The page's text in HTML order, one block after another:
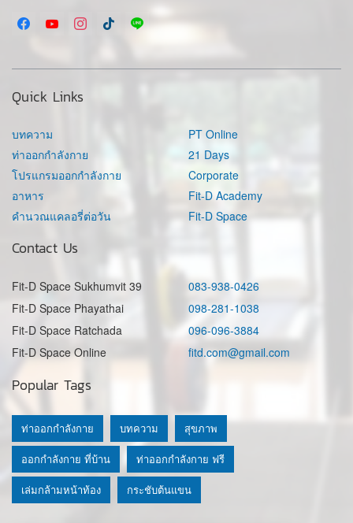
Quick Links
บทความ
ท่าออกกำลังกาย
โปรแกรมออกกำลังกาย
อาหาร
คำนวณแคลอรี่ต่อวัน
PT Online
21 Days
Corporate
Fit-D Academy
Fit-D Space
Contact Us
Fit-D Space Sukhumvit 39
083-938-0426
Fit-D Space Phayathai
098-281-1038
Fit-D Space Ratchada
096-096-3884
Fit-D Space Online
fitd.com@gmail.com
Popular Tags
ท่าออกกำลังกาย บทความ สุขภาพ
ออกกำลังกาย ที่บ้าน ท่าออกกำลังกาย ฟรี
เล่มกล้ามหน้าท้อง กระชับต้นแขน